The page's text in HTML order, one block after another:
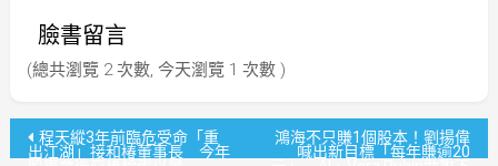
臉書留言
(總共瀏覽 2 次數, 今天瀏覽 1 次數 )
文程天縱3年前臨危受命「重
出江湖」接和椿董事長 今年
鴻海不只賺1個股本！劉揚偉
喊出新目標「每年賺逾20